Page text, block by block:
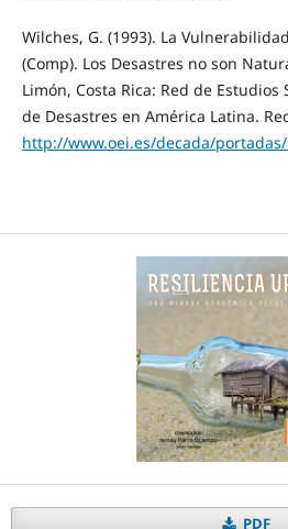
Wilches, G. (1993). La
(Comp). Los Desastres no son
Limón, Costa Rica: Red de Estudios
de Desastres en América Latina.
http://www.oei.es/decada/
PDF